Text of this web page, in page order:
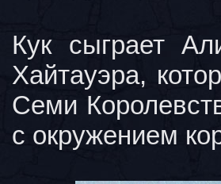
Кук сыграет
Хайтауэра,
Семи
с окружением